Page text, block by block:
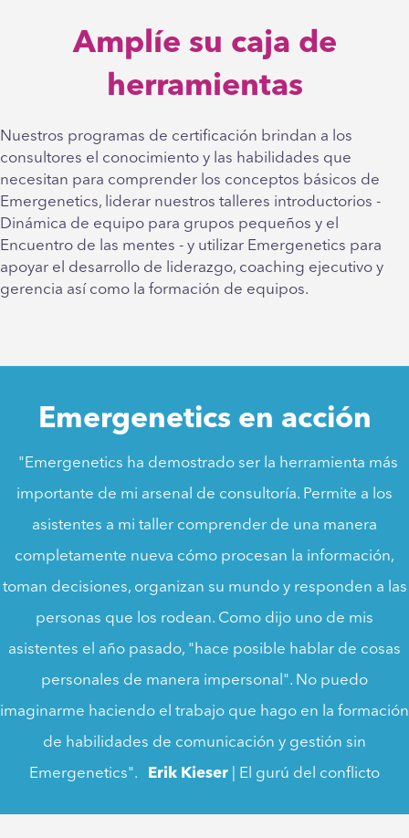
Amplíe su caja de
herramientas
Nuestros programas de certificación brindan a los
consultores el conocimiento y las habilidades que
necesitan para comprender los conceptos básicos de
Emergenetics, liderar nuestros talleres introductorios -
Dinámica de equipo para grupos pequeños y el
Encuentro de las mentes - y utilizar Emergenetics para
apoyar el desarrollo de liderazgo, coaching ejecutivo y
gerencia así como la formación de equipos.
Emergenetics en acción
"Emergenetics ha demostrado ser la herramienta más
importante de mi arsenal de consultoría. Permite a los
asistentes a mi taller comprender de una manera
completamente nueva cómo procesan la información,
toman decisiones, organizan su mundo y responden a las
personas que los rodean. Como dijo uno de mis
asistentes el año pasado, "hace posible hablar de cosas
personales de manera impersonal". No puedo
imaginarme haciendo el trabajo que hago en la formación
de habilidades de comunicación y gestión sin
Emergenetics".
Erik Kieser
| El gurú del conflicto